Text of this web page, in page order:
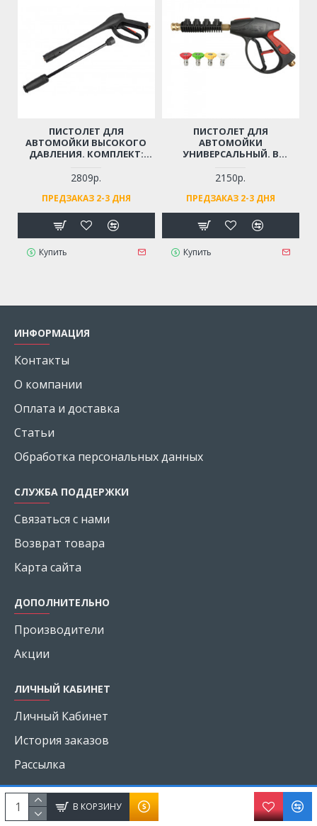
В КОРЗИНУ
ПИСТОЛЕТ ДЛЯ
АВТОМОЙКИ ВЫСОКОГО
ДАВЛЕНИЯ. КОМПЛЕКТ:
РЕГУЛИРУЮЩЕЙ СТРУЮ
ВОДЫ (РЕЗЬБА М14)
2809р.
ПРЕДЗАКАЗ 2-3 ДНЯ
Купить
ПИСТОЛЕТ ДЛЯ
АВТОМОЙКИ
УНИВЕРСАЛЬНЫЙ. В
(РЕЗЬБА М22)
2150р.
ПРЕДЗАКАЗ 2-3 ДНЯ
Купить
ИНФОРМАЦИЯ
Контакты
О компании
Оплата и доставка
Статьи
Обработка персональных данных
СЛУЖБА ПОДДЕРЖКИ
Связаться с нами
Возврат товара
Карта сайта
ДОПОЛНИТЕЛЬНО
Производители
Акции
ЛИЧНЫЙ КАБИНЕТ
Личный Кабинет
История заказов
Рассылка